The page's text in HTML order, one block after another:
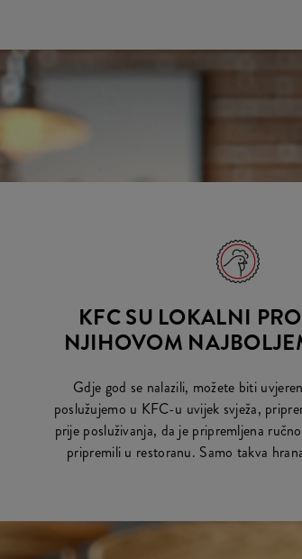
KFC SU LOKALNI
NJIHOVOM
Gdje god se nalazili, možete biti
poslužujemo u KFC-u uvijek svježa,
prije posluživanja, da je pripremljena
pripremili u restoranu. Samo takva